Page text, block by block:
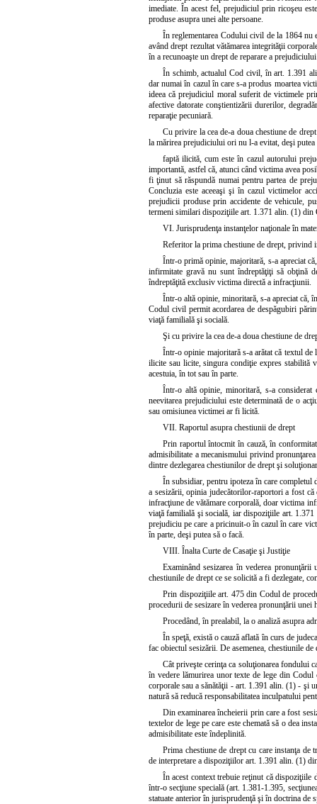
imediate. În acest fel, prejudiciul prin ricoşeu
produse asupra unei alte persoane.
În reglementarea Codului civil de la 1864 nu
având drept rezultat vătămarea integrităţii
în a recunoaşte un drept de reparare a
În schimb, actualul Cod civil, în art. 1.391
dar numai în cazul în care s-a produs moartea
ideea că prejudiciul moral suferit de victimele
afective datorate conştientizării durerilor,
reparaţie pecuniară.
Cu privire la cea de-a doua chestiune de
la mărirea prejudiciului ori nu l-a evitat, deşi
faptă ilicită, cum este în cazul autorului
importantă, astfel că, atunci când victima avea
fi ţinut să răspundă numai pentru partea de
Concluzia este aceeaşi şi în cazul victimelor
prejudicii produse prin accidente de vehicule,
termeni similari dispoziţiile art. 1.371 alin. (1) din
VI. Jurisprudenţa instanţelor naţionale în
Referitor la prima chestiune de drept,
Într-o primă opinie, majoritară, s-a apreciat
infirmitate gravă nu sunt îndreptăţiţi să obţină
îndreptăţită exclusiv victima directă a infracţiunii.
Într-o altă opinie, minoritară, s-a apreciat că,
Codul civil permit acordarea de despăgubiri
viaţă familială şi socială.
Şi cu privire la cea de-a doua chestiune de
Într-o opinie majoritară s-a arătat că textul
ilicite sau licite, singura condiţie expres stabilită
acestuia, în tot sau în parte.
Într-o altă opinie, minoritară, s-a
neevitarea prejudiciului este determinată de o
sau omisiunea victimei ar fi licită.
VII. Raportul asupra chestiunii de drept
Prin raportul întocmit în cauză, în
admisibilitate a mecanismului privind
dintre dezlegarea chestiunilor de drept şi
În subsidiar, pentru ipoteza în care
a sesizării, opinia judecătorilor-raportori a fost
infracţiune de vătămare corporală, doar victima
viaţă familială şi socială, iar dispoziţiile art.
prejudiciu pe care a pricinuit-o în cazul în care
în parte, deşi putea să o facă.
VIII. Înalta Curte de Casaţie şi Justiţie
Examinând sesizarea în vederea
chestiunile de drept ce se solicită a fi dezlegate,
Prin dispoziţiile art. 475 din Codul de
procedurii de sesizare în vederea pronunţării
Procedând, în prealabil, la o analiză asupra
În speţă, există o cauză aflată în curs de
fac obiectul sesizării. De asemenea, chestiunile
Cât priveşte cerinţa ca soluţionarea fondului
în vedere lămurirea unor texte de lege din
corporale sau a sănătăţii - art. 1.391 alin. (1) - şi
natură să reducă responsabilitatea inculpatului
Din examinarea încheierii prin care a fost
textelor de lege pe care este chemată să o dea
admisibilitate este îndeplinită.
Prima chestiune de drept cu care instanţa de
de interpretare a dispoziţiilor art. 1.391 alin. (1)
În acest context trebuie reţinut că dispoziţiile
într-o secţiune specială (art. 1.381-1.395,
statuate anterior în jurisprudenţă şi în doctrina